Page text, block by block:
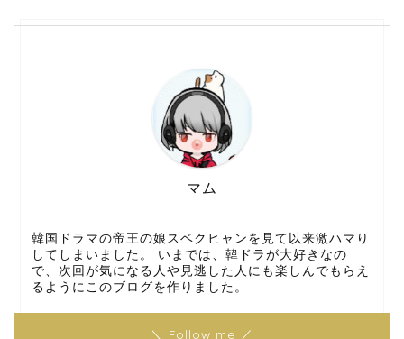
マム
韓国ドラマの帝王の娘スベクヒャンを見て以来激ハマり
してしまいました。 いまでは、韓ドラが大好きなの
で、次回が気になる人や見逃した人にも楽しんでもらえ
るようにこのブログを作りました。
＼ Follow me ／